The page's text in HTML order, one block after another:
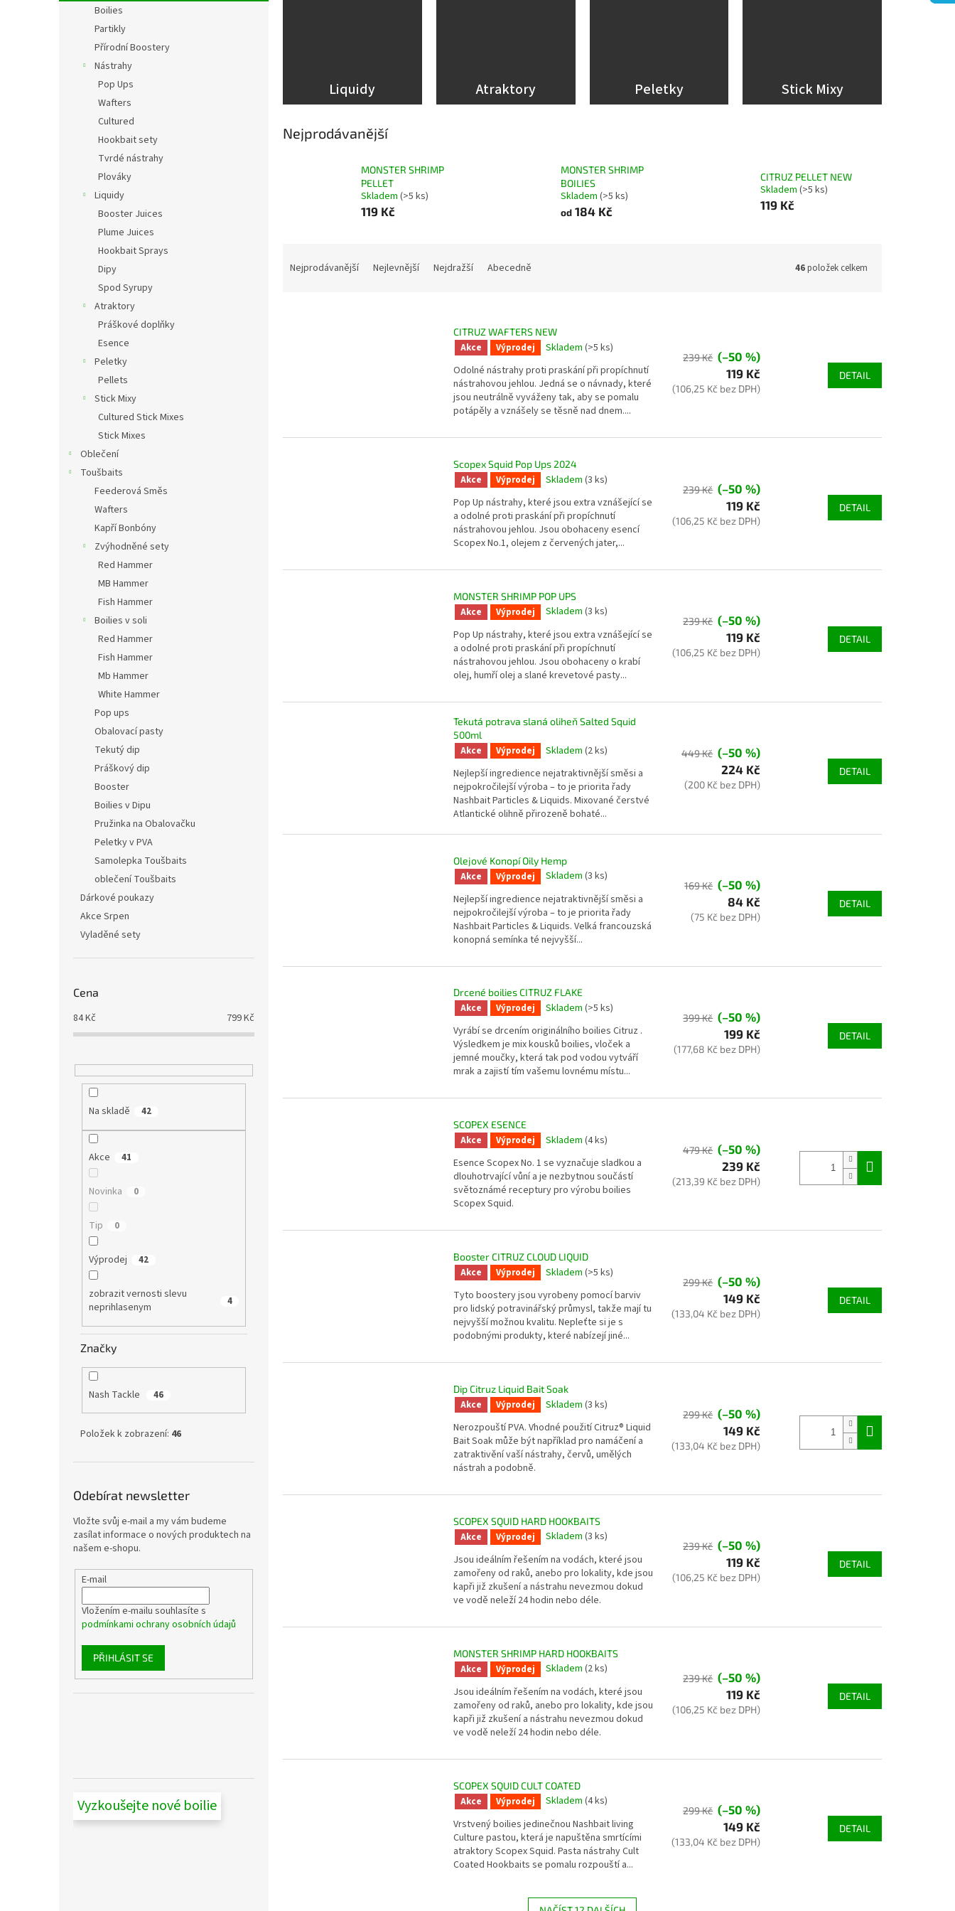
Boilies
Partikly
Přírodní Boostery
Nástrahy
Pop Ups
Wafters
Cultured
Hookbait sety
Tvrdé nástrahy
Plováky
Liquidy
Booster Juices
Plume Juices
Hookbait Sprays
Dipy
Spod Syrupy
Atraktory
Práškové doplňky
Esence
Peletky
Pellets
Stick Mixy
Cultured Stick Mixes
Stick Mixes
Oblečení
Toušbaits
Feederová Směs
Wafters
Kapří Bonbóny
Zvýhodněné sety
Red Hammer
MB Hammer
Fish Hammer
Boilies v soli
Red Hammer
Fish Hammer
Mb Hammer
White Hammer
Pop ups
Obalovací pasty
Tekutý dip
Práškový dip
Booster
Boilies v Dipu
Pružinka na Obalovačku
Peletky v PVA
Samolepka Toušbaits
oblečení Toušbaits
Dárkové poukazy
Akce Srpen
Vyladěné sety
Cena
84Kč 799Kč
Na skladě 42
Akce 41
Novinka 0
Tip 0
Výprodej 42
zobrazit vernosti slevu
neprihlasenym
4
Značky
Nash Tackle 46
Položek k zobrazení: 46
Odebírat newsletter
Vložte svůj e-mail a my vám budeme
zasílat informace o nových produktech na
našem e-shopu.
E-mail
Vložením e-mailu souhlasíte s
podmínkami ochrany osobních údajů
PŘIHLÁSIT SE
Vyzkoušejte nové boilie
Liquidy Atraktory Peletky Stick Mixy
Nejprodávanější
MONSTER SHRIMP
PELLET
Skladem (>5 ks)
119 Kč
MONSTER SHRIMP
BOILIES
Skladem (>5 ks)
od184 Kč
CITRUZ PELLET NEW
Skladem (>5 ks)
119 Kč
t
Nejprodávanější Nejlevnější Nejdražší Abecedně 46položek celkem
d
CITRUZ WAFTERS NEW
Akce Výprodej Skladem (>5 ks)
Odolné nástrahy proti praskání při propíchnutí
nástrahovou jehlou. Jedná se o návnady, které
jsou neutrálně vyváženy tak, aby se pomalu
potápěly a vznášely se těsně nad dnem....
239 Kč (–50 %)
119 Kč
(106,25 Kč bez DPH)
DETAIL
Scopex Squid Pop Ups 2024
Akce Výprodej Skladem (3 ks)
Pop Up nástrahy, které jsou extra vznášející se
a odolné proti praskání při propíchnutí
nástrahovou jehlou. Jsou obohaceny esencí
Scopex No.1, olejem z červených jater,...
239 Kč (–50 %)
119 Kč
(106,25 Kč bez DPH)
DETAIL
MONSTER SHRIMP POP UPS
Akce Výprodej Skladem (3 ks)
Pop Up nástrahy, které jsou extra vznášející se
a odolné proti praskání při propíchnutí
nástrahovou jehlou. Jsou obohaceny o krabí
olej, humří olej a slané krevetové pasty...
239 Kč (–50 %)
119 Kč
(106,25 Kč bez DPH)
DETAIL
Tekutá potrava slaná oliheň Salted Squid
500ml
Akce Výprodej Skladem (2 ks)
Nejlepší ingredience nejatraktivnější směsi a
nejpokročilejší výroba – to je priorita řady
Nashbait Particles & Liquids. Mixované čerstvé
Atlantické olihně přirozeně bohaté...
449 Kč (–50 %)
224 Kč
(200 Kč bez DPH)
DETAIL
Olejové Konopí Oily Hemp
Akce Výprodej Skladem (3 ks)
Nejlepší ingredience nejatraktivnější směsi a
nejpokročilejší výroba – to je priorita řady
Nashbait Particles & Liquids. Velká francouzská
konopná semínka té nejvyšší...
169 Kč (–50 %)
84 Kč
(75 Kč bez DPH)
DETAIL
Drcené boilies CITRUZ FLAKE
Akce Výprodej Skladem (>5 ks)
Vyrábí se drcením originálního boilies Citruz .
Výsledkem je mix kousků boilies, vloček a
jemné moučky, která tak pod vodou vytváří
mrak a zajistí tím vašemu lovnému místu...
399 Kč (–50 %)
199 Kč
(177,68 Kč bez DPH)
DETAIL
SCOPEX ESENCE
Akce Výprodej Skladem (4 ks)
Esence Scopex No. 1 se vyznačuje sladkou a
dlouhotrvající vůní a je nezbytnou součástí
světoznámé receptury pro výrobu boilies
Scopex Squid.
479 Kč (–50 %)
239 Kč
(213,39 Kč bez DPH)
Booster CITRUZ CLOUD LIQUID
Akce Výprodej Skladem (>5 ks)
Tyto boostery jsou vyrobeny pomocí barviv
pro lidský potravinářský průmysl, takže mají tu
nejvyšší možnou kvalitu. Nepleťte si je s
podobnými produkty, které nabízejí jiné...
299 Kč (–50 %)
149 Kč
(133,04 Kč bez DPH)
DETAIL
Dip Citruz Liquid Bait Soak
Akce Výprodej Skladem (3 ks)
Nerozpouští PVA. Vhodné použití Citruz® Liquid
Bait Soak může být například pro namáčení a
zatraktivění vaší nástrahy, červů, umělých
nástrah a podobně.
299 Kč (–50 %)
149 Kč
(133,04 Kč bez DPH)
SCOPEX SQUID HARD HOOKBAITS
Akce Výprodej Skladem (3 ks)
Jsou ideálním řešením na vodách, které jsou
zamořeny od raků, anebo pro lokality, kde jsou
kapři již zkušení a nástrahu nevezmou dokud
ve vodě neleží 24 hodin nebo déle.
239 Kč (–50 %)
119 Kč
(106,25 Kč bez DPH)
DETAIL
MONSTER SHRIMP HARD HOOKBAITS
Akce Výprodej Skladem (2 ks)
Jsou ideálním řešením na vodách, které jsou
zamořeny od raků, anebo pro lokality, kde jsou
kapři již zkušení a nástrahu nevezmou dokud
ve vodě neleží 24 hodin nebo déle.
239 Kč (–50 %)
119 Kč
(106,25 Kč bez DPH)
DETAIL
SCOPEX SQUID CULT COATED
Akce Výprodej Skladem (4 ks)
Vrstvený boilies jedinečnou Nashbait living
Culture pastou, která je napuštěna smrtícími
atraktory Scopex Squid. Pasta nástrahy Cult
Coated Hookbaits se pomalu rozpouští a...
299 Kč (–50 %)
149 Kč
(133,04 Kč bez DPH)
DETAIL